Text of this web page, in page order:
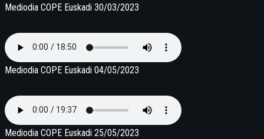
Mediodia COPE Euskadi 30/03/2023
Mediodia COPE Euskadi 04/05/2023
Mediodia COPE Euskadi 25/05/2023